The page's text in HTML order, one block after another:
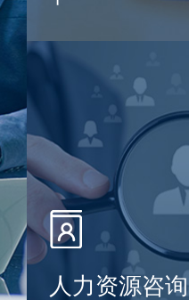
人力资源咨询